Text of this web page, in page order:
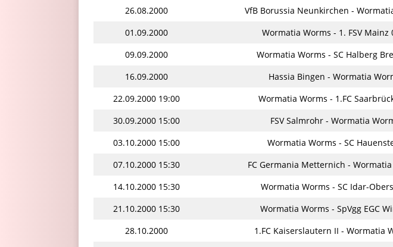
26.08.2000
VfB Borussia Neunkirchen -
01.09.2000
Wormatia Worms - 1. FSV Mainz
09.09.2000
Wormatia Worms - SC Halberg
16.09.2000
Hassia Bingen - Wormatia
22.09.2000 19:00
Wormatia Worms - 1.FC
30.09.2000 15:00
FSV Salmrohr - Wormatia
03.10.2000 15:00
Wormatia Worms - SC
07.10.2000 15:30
FC Germania Metternich -
14.10.2000 15:30
Wormatia Worms - SC Idar-
21.10.2000 15:30
Wormatia Worms - SpVgg EGC
28.10.2000
1.FC Kaiserslautern II - Wormatia